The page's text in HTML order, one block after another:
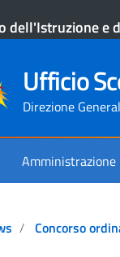
dell'Istruzione e
Ufficio
Direzione
Amministrazione
Concorso